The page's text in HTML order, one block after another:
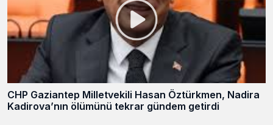
CHP Gaziantep Milletvekili Hasan Öztürkmen, Nadira
Kadirova’nın ölümünü tekrar gündem getirdi